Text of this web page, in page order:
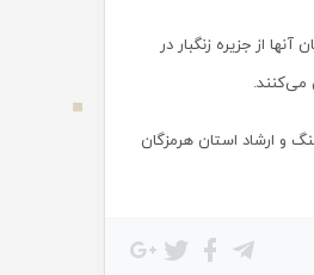
از جزیره زنگبار در
می‌کنند.
از آثار او در اداره فرهنگ و ارشاد استان هرمزگان